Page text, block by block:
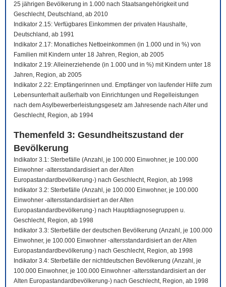
25 jährigen Bevölkerung in 1.000 nach Staatsangehörigkeit und
Geschlecht, Deutschland, ab 2010
Indikator 2.15: Verfügbares Einkommen der privaten Haushalte,
Deutschland, ab 1991
Indikator 2.17: Monatliches Nettoeinkommen (in 1.000 und in %) von
Familien mit Kindern unter 18 Jahren, Region, ab 2005
Indikator 2.19: Alleinerziehende (in 1.000 und in %) mit Kindern unter 18
Jahren, Region, ab 2005
Indikator 2.22: Empfängerinnen und. Empfänger von laufender Hilfe zum
Lebensunterhalt außerhalb von Einrichtungen und Regelleistungen
nach dem Asylbewerberleistungsgesetz am Jahresende nach Alter und
Geschlecht, Region, ab 1994
Themenfeld 3: Gesundheitszustand der
Bevölkerung
Indikator 3.1: Sterbefälle (Anzahl, je 100.000 Einwohner, je 100.000
Einwohner -altersstandardisiert an der Alten
Europastandardbevölkerung-) nach Geschlecht, Region, ab 1998
Indikator 3.2: Sterbefälle (Anzahl, je 100.000 Einwohner, je 100.000
Einwohner -altersstandardisiert an der Alten
Europastandardbevölkerung-) nach Hauptdiagnosegruppen u.
Geschlecht, Region, ab 1998
Indikator 3.3: Sterbefälle der deutschen Bevölkerung (Anzahl, je 100.000
Einwohner, je 100.000 Einwohner -altersstandardisiert an der Alten
Europastandardbevölkerung-) nach Geschlecht, Region, ab 1998
Indikator 3.4: Sterbefälle der nichtdeutschen Bevölkerung (Anzahl, je
100.000 Einwohner, je 100.000 Einwohner -altersstandardisiert an der
Alten Europastandardbevölkerung-) nach Geschlecht, Region, ab 1998